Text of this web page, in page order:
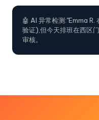
🤖 AI 异常检测:"Emma
验证),但今天排班在西区
审核。